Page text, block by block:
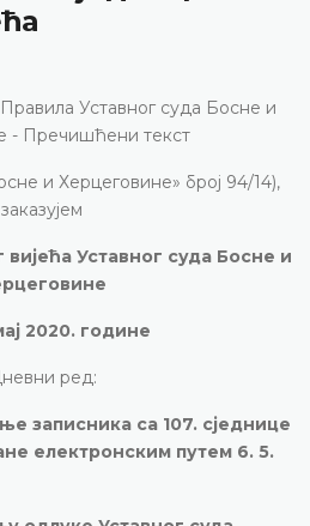
Уставног суда Босне и
- Пречишћени текст
и Херцеговине» број 94/14),
заказујем
вијећа Уставног суда Босне и
2020. године
ред:
записника са 107. сједнице
електронским путем 6. 5.